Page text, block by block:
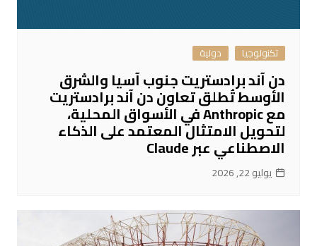
تكنولوجيا دولية
دن آند برادستريت جنوب آسيا والشرق
الأوسط تُطلق تعاون دن آند برادستريت
مع Anthropic في الأسواق المحلية،
لتحويل الامتثال المعتمد على الذكاء
الاصطناعي عبر Claude
يوليو 22, 2026